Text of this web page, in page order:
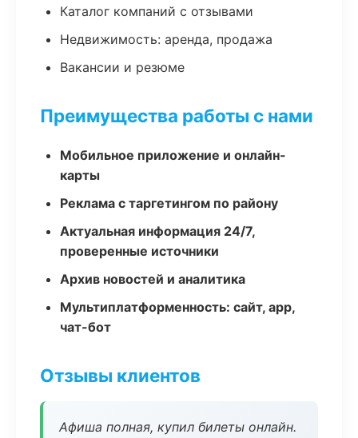
Каталог компаний с отзывами
Недвижимость: аренда, продажа
Вакансии и резюме
Преимущества работы с нами
Мобильное приложение и онлайн-
карты
Реклама с таргетингом по району
Актуальная информация 24/7,
проверенные источники
Архив новостей и аналитика
Мультиплатформенность: сайт, app,
чат-бот
Отзывы клиентов
Афиша полная, купил билеты онлайн.